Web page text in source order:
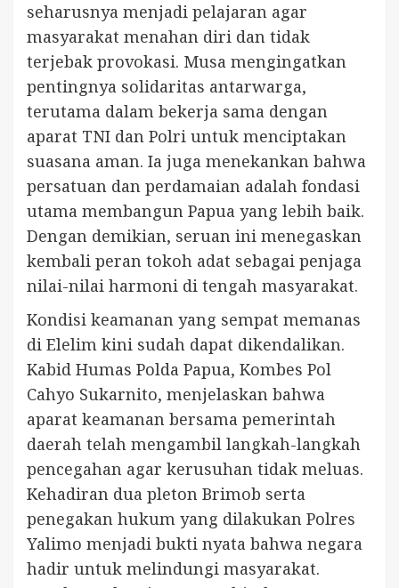
seharusnya menjadi pelajaran agar
masyarakat menahan diri dan tidak
terjebak provokasi. Musa mengingatkan
pentingnya solidaritas antarwarga,
terutama dalam bekerja sama dengan
aparat TNI dan Polri untuk menciptakan
suasana aman. Ia juga menekankan bahwa
persatuan dan perdamaian adalah fondasi
utama membangun Papua yang lebih baik.
Dengan demikian, seruan ini menegaskan
kembali peran tokoh adat sebagai penjaga
nilai-nilai harmoni di tengah masyarakat.
Kondisi keamanan yang sempat memanas
di Elelim kini sudah dapat dikendalikan.
Kabid Humas Polda Papua, Kombes Pol
Cahyo Sukarnito, menjelaskan bahwa
aparat keamanan bersama pemerintah
daerah telah mengambil langkah-langkah
pencegahan agar kerusuhan tidak meluas.
Kehadiran dua pleton Brimob serta
penegakan hukum yang dilakukan Polres
Yalimo menjadi bukti nyata bahwa negara
hadir untuk melindungi masyarakat.